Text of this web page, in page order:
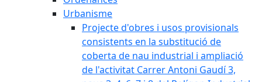
Urbanisme
Projecte d'obres i usos provisionals
consistents en la substitució de
coberta de nau industrial i ampliació
de l'activitat Carrer Antoni Gaudí 3,